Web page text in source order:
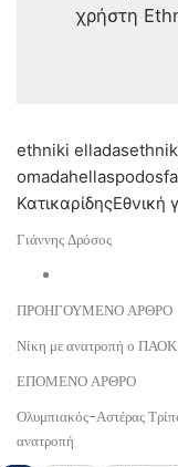
χρήστη
ethniki
Γιάννης Δρόσος
ΠΡΟΗΓΟΥΜΕΝΟ ΑΡΘΡΟ
Νίκη με ανατροπή ο ΠΑΟΚ
ΕΠΟΜΕΝΟ ΑΡΘΡΟ
Ολυμπιακός-Αστέρας
ανατροπή